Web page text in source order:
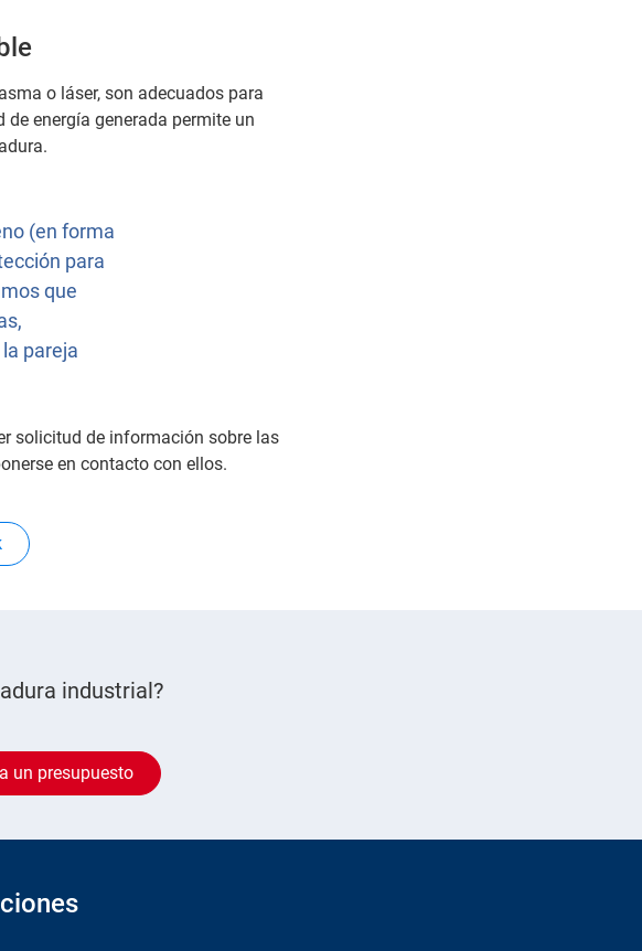
o láser, son adecuados para
energía generada permite un
(en forma
para
que
pareja
solicitud de información sobre las
en contacto con ellos.
industrial?
un presupuesto